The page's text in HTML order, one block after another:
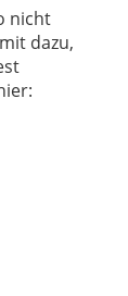
nicht
dazu,